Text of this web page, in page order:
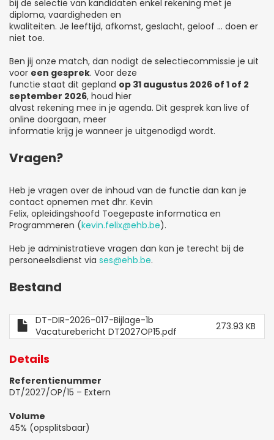
bij de selectie van kandidaten enkel rekening met je
diploma, vaardigheden en
kwaliteiten. Je leeftijd, afkomst, geslacht, geloof … doen er
niet toe.
Ben jij onze match, dan nodigt de selectiecommissie je uit
voor een gesprek. Voor deze
functie staat dit gepland op 31 augustus 2026 of 1 of 2
september 2026, houd hier
alvast rekening mee in je agenda. Dit gesprek kan live of
online doorgaan, meer
informatie krijg je wanneer je uitgenodigd wordt.
Vragen?
Heb je vragen over de inhoud van de functie dan kan je
contact opnemen met dhr. Kevin
Felix, opleidingshoofd Toegepaste informatica en
Programmeren (kevin.felix@ehb.be).
Heb je administratieve vragen dan kan je terecht bij de
personeelsdienst via ses@ehb.be.
Bestand
DT-DIR-2026-017-Bijlage-1b
Vacaturebericht DT2027OP15.pdf
273.93 KB
Details
Referentienummer
DT/2027/OP/15 – Extern
Volume
45% (opsplitsbaar)